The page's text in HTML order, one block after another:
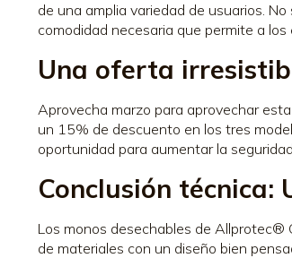
de una amplia variedad de usuarios.
comodidad necesaria que permite a
Una oferta
Aprovecha marzo para aprovechar
un 15% de descuento en los tres
oportunidad para aumentar la
Conclusión técnica:
Los monos desechables de Allprotec®
de materiales con un diseño bien